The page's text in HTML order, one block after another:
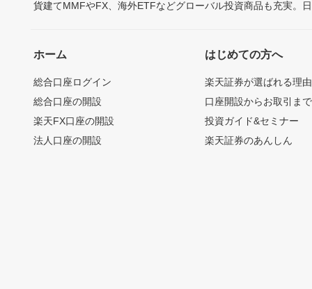
貨建てMMFやFX、海外ETFなどグローバル投資商品も充実。
ホーム
総合口座ログイン
総合口座の開設
楽天FX口座の開設
法人口座の開設
はじめての方へ
楽天証券が選ばれる理由
口座開設からお取引ま
投資ガイド&セミナー
楽天証券のあんしん